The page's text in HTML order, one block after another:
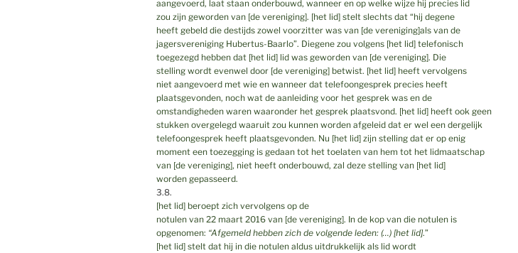
aangevoerd, laat staan onderbouwd, wanneer en op welke wijze hij precies lid
zou zijn geworden van [de vereniging]. [het lid] stelt slechts dat “hij degene
heeft gebeld die destijds zowel voorzitter was van [de vereniging]als van de
jagersvereniging Hubertus-Baarlo”. Diegene zou volgens [het lid] telefonisch
toegezegd hebben dat [het lid] lid was geworden van [de vereniging]. Die
stelling wordt evenwel door [de vereniging] betwist. [het lid] heeft vervolgens
niet aangevoerd met wie en wanneer dat telefoongesprek precies heeft
plaatsgevonden, noch wat de aanleiding voor het gesprek was en de
omstandigheden waren waaronder het gesprek plaatsvond. [het lid] heeft ook geen
stukken overgelegd waaruit zou kunnen worden afgeleid dat er wel een dergelijk
telefoongesprek heeft plaatsgevonden. Nu [het lid] zijn stelling dat er op enig
moment een toezegging is gedaan tot het toelaten van hem tot het lidmaatschap
van [de vereniging], niet heeft onderbouwd, zal deze stelling van [het lid]
worden gepasseerd.
3.8.
[het lid] beroept zich vervolgens op de
notulen van 22 maart 2016 van [de vereniging]. In de kop van die notulen is
opgenomen: “Afgemeld hebben zich de volgende leden: (…) [het lid].”
[het lid] stelt dat hij in die notulen aldus uitdrukkelijk als lid wordt